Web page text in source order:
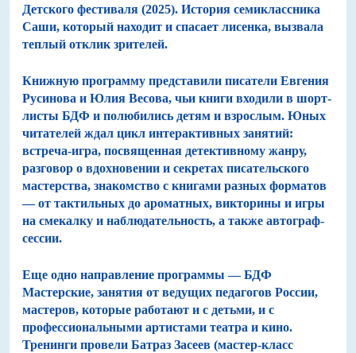
Детского фестиваля (2025). История семиклассника
Саши, который находит и спасает лисенка, вызвала
теплый отклик зрителей.
Книжную программу представили писатели Евгения
Русинова и Юлия Весова, чьи книги входили в шорт-
листы БДФ и полюбились детям и взрослым. Юных
читателей ждал цикл интерактивных занятий:
встреча-игра, посвященная детективному жанру,
разговор о вдохновении и секретах писательского
мастерства, знакомство с книгами разных форматов
— от тактильных до ароматных, викторины и игры
на смекалку и наблюдательность, а также автограф-
сессии.
Еще одно направление программы — БДФ
Мастерские, занятия от ведущих педагогов России,
мастеров, которые работают и с детьми, и с
профессиональными артистами театра и кино.
Тренинги провели Батраз Засеев (мастер-класс